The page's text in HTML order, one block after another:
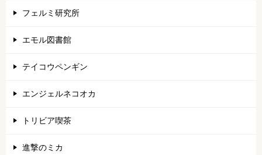
フェルミ研究所
エモル図書館
テイコウペンギン
エンジェルネコオカ
トリビア喫茶
進撃のミカ